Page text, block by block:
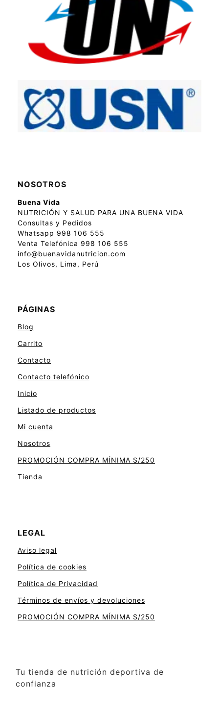
NOSOTROS
Buena Vida
NUTRICIÓN Y SALUD PARA UNA BUENA VIDA
Consultas y Pedidos
Whatsapp 998 106 555
Venta Telefónica 998 106 555
info@buenavidanutricion.com
Los Olivos, Lima, Perú
PÁGINAS
Blog
Carrito
Contacto
Contacto telefónico
Inicio
Listado de productos
Mi cuenta
Nosotros
PROMOCIÓN COMPRA MÍNIMA S/250
Tienda
LEGAL
Aviso legal
Política de cookies
Política de Privacidad
Términos de envíos y devoluciones
PROMOCIÓN COMPRA MÍNIMA S/250
Tu tienda de nutrición deportiva de
confianza